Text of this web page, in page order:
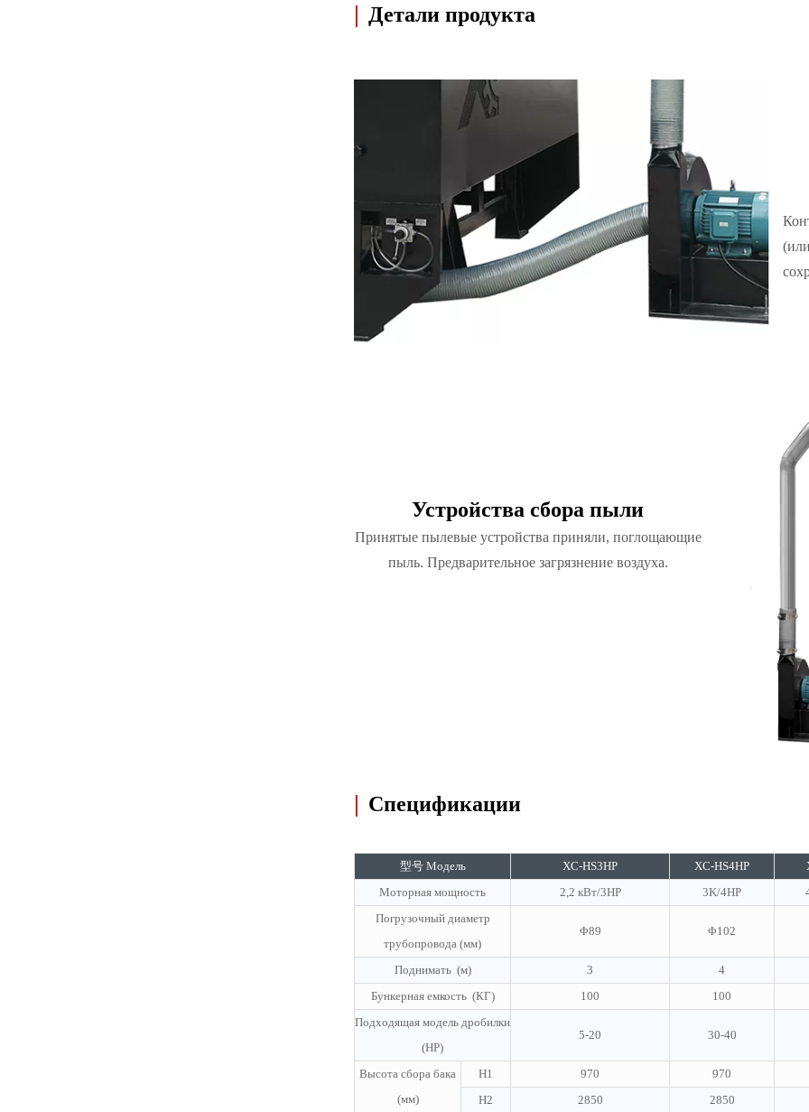
| Детали продукта
Устройства сбора пыли
Принятые пылевые устройства приняли, поглощающие
пыль. Предварительное загрязнение воздуха.
| Спецификации
型号 Модель XC-HS3HP XC-HS4HP
Моторная мощность
2,2 кВт/3HP 3K/4HP
Погрузочный диаметр
трубопровода (мм)
Φ89 Φ102
Поднимать (м) 3
4
Бункерная емкость (КГ)
100
100
Подходящая модель дробилки
(HP)
5-20 30-40
Высота сбора бака
(мм)
H1 970
970
H2
2850 2850